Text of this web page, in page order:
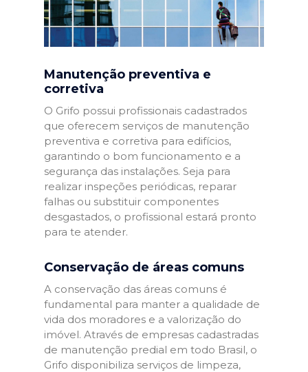
Manutenção preventiva e
corretiva
O Grifo possui profissionais cadastrados
que oferecem serviços de manutenção
preventiva e corretiva para edifícios,
garantindo o bom funcionamento e a
segurança das instalações. Seja para
realizar inspeções periódicas, reparar
falhas ou substituir componentes
desgastados, o profissional estará pronto
para te atender.
Conservação de áreas comuns
A conservação das áreas comuns é
fundamental para manter a qualidade de
vida dos moradores e a valorização do
imóvel. Através de empresas cadastradas
de manutenção predial em todo Brasil, o
Grifo disponibiliza serviços de limpeza,